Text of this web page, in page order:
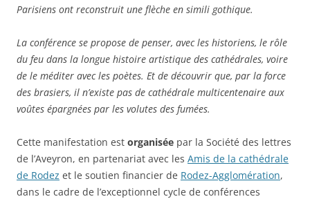
Parisiens ont reconstruit une flèche en simili gothique.
La conférence se propose de penser, avec les historiens, le rôle
du feu dans la longue histoire artistique des cathédrales, voire
de le méditer avec les poètes. Et de découvrir que, par la force
des brasiers, il n’existe pas de cathédrale multicentenaire aux
voûtes épargnées par les volutes des fumées.
Cette manifestation est organisée par la Société des lettres
de l’Aveyron, en partenariat avec les Amis de la cathédrale
de Rodez et le soutien financier de Rodez-Agglomération,
dans le cadre de l’exceptionnel cycle de conférences